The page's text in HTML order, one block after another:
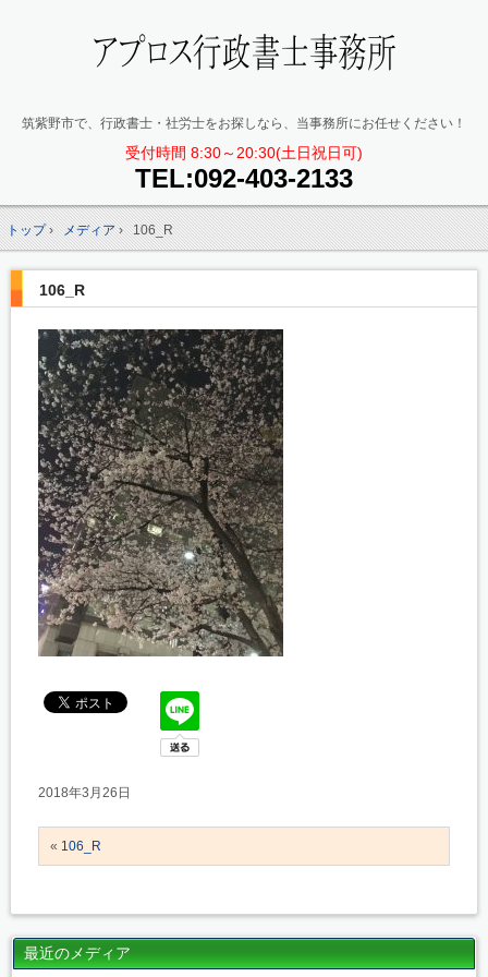
筑紫野市で、行政書士・社労士をお探しなら、当事務所にお任せください！
受付時間 8:30～20:30(土日祝日可)
TEL:092-403-2133
トップ› メディア› 106_R
106_R
2018年3月26日
« 106_R
最近のメディア